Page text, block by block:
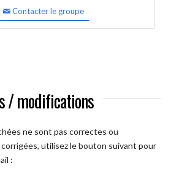
Contacter le groupe
/ modifications
ne sont pas correctes ou
utilisez le bouton suivant pour
: